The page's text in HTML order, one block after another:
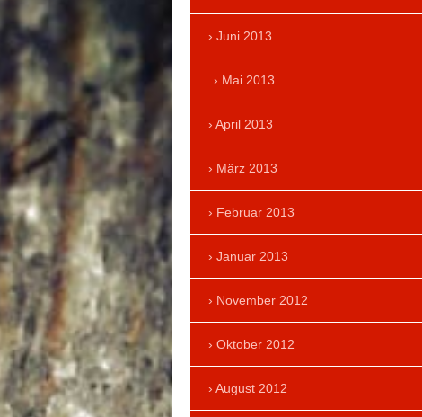
Juni 2013
Mai 2013
April 2013
März 2013
Februar 2013
Januar 2013
November 2012
Oktober 2012
August 2012